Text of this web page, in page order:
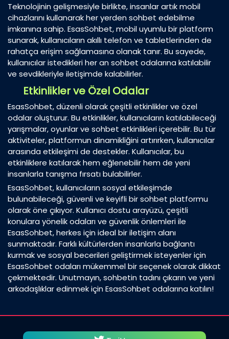
Teknolojinin gelişmesiyle birlikte, insanlar artık mobil
cihazlarını kullanarak her yerden sohbet edebilme
imkanına sahip. EsasSohbet, mobil uyumlu bir platform
sunarak, kullanıcıların akıllı telefon ve tabletlerinden de
rahatça erişim sağlamasına olanak tanır. Bu sayede,
kullanıcılar istedikleri her an sohbet odalarına katılabilir
ve sevdikleriyle iletişimde kalabilirler.
Etkinlikler ve Özel Odalar
EsasSohbet, düzenli olarak çeşitli etkinlikler ve özel
odalar oluşturur. Bu etkinlikler, kullanıcıların katılabileceği
yarışmalar, oyunlar ve sohbet etkinlikleri içerebilir. Bu tür
aktiviteler, platformun dinamikliğini artırırken, kullanıcılar
arasında etkileşimi de destekler. Kullanıcılar, bu
etkinliklere katılarak hem eğlenebilir hem de yeni
insanlarla tanışma fırsatı bulabilirler.
EsasSohbet, kullanıcıların sosyal etkileşimde
bulunabileceği, güvenli ve keyifli bir sohbet platformu
olarak öne çıkıyor. Kullanıcı dostu arayüzü, çeşitli
konulara yönelik odaları ve güvenlik önlemleri ile
EsasSohbet, herkes için ideal bir iletişim alanı
sunmaktadır. Farklı kültürlerden insanlarla bağlantı
kurmak ve sosyal becerileri geliştirmek isteyenler için
EsasSohbet odaları mükemmel bir seçenek olarak dikkat
çekmektedir. Unutmayın, sohbetin tadını çıkarın ve yeni
arkadaşlıklar edinmek için EsasSohbet odalarına katılın!